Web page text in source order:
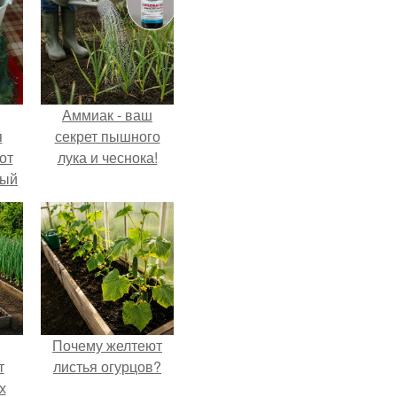
Аммиак - ваш
секрет пышного
лука и чеснока!
Почему желтеют
листья огурцов?